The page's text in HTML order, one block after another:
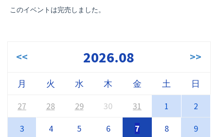
このイベントは完売しました。
<< 2026.08 >>
月 火 水 木 金 土
日
27
28 29 30 31 1
2
3
4 5 6 7 8
9